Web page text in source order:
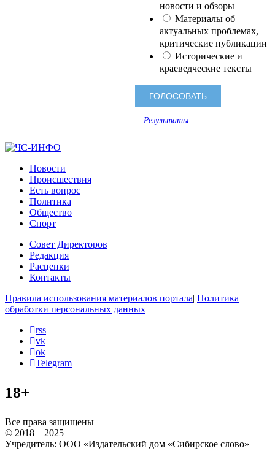
новости и обзоры
Материалы об
актуальных проблемах,
критические публикации
Исторические и
краеведческие тексты
Результаты
Новости
Происшествия
Есть вопрос
Политика
Общество
Спорт
Совет Директоров
Редакция
Расценки
Контакты
Правила использования материалов портала| Политика
обработки персональных данных
rss
vk
ok
Telegram
18+
Все права защищены
© 2018 – 2025
Учредитель: ООО «Издательский дом «Сибирское слово»